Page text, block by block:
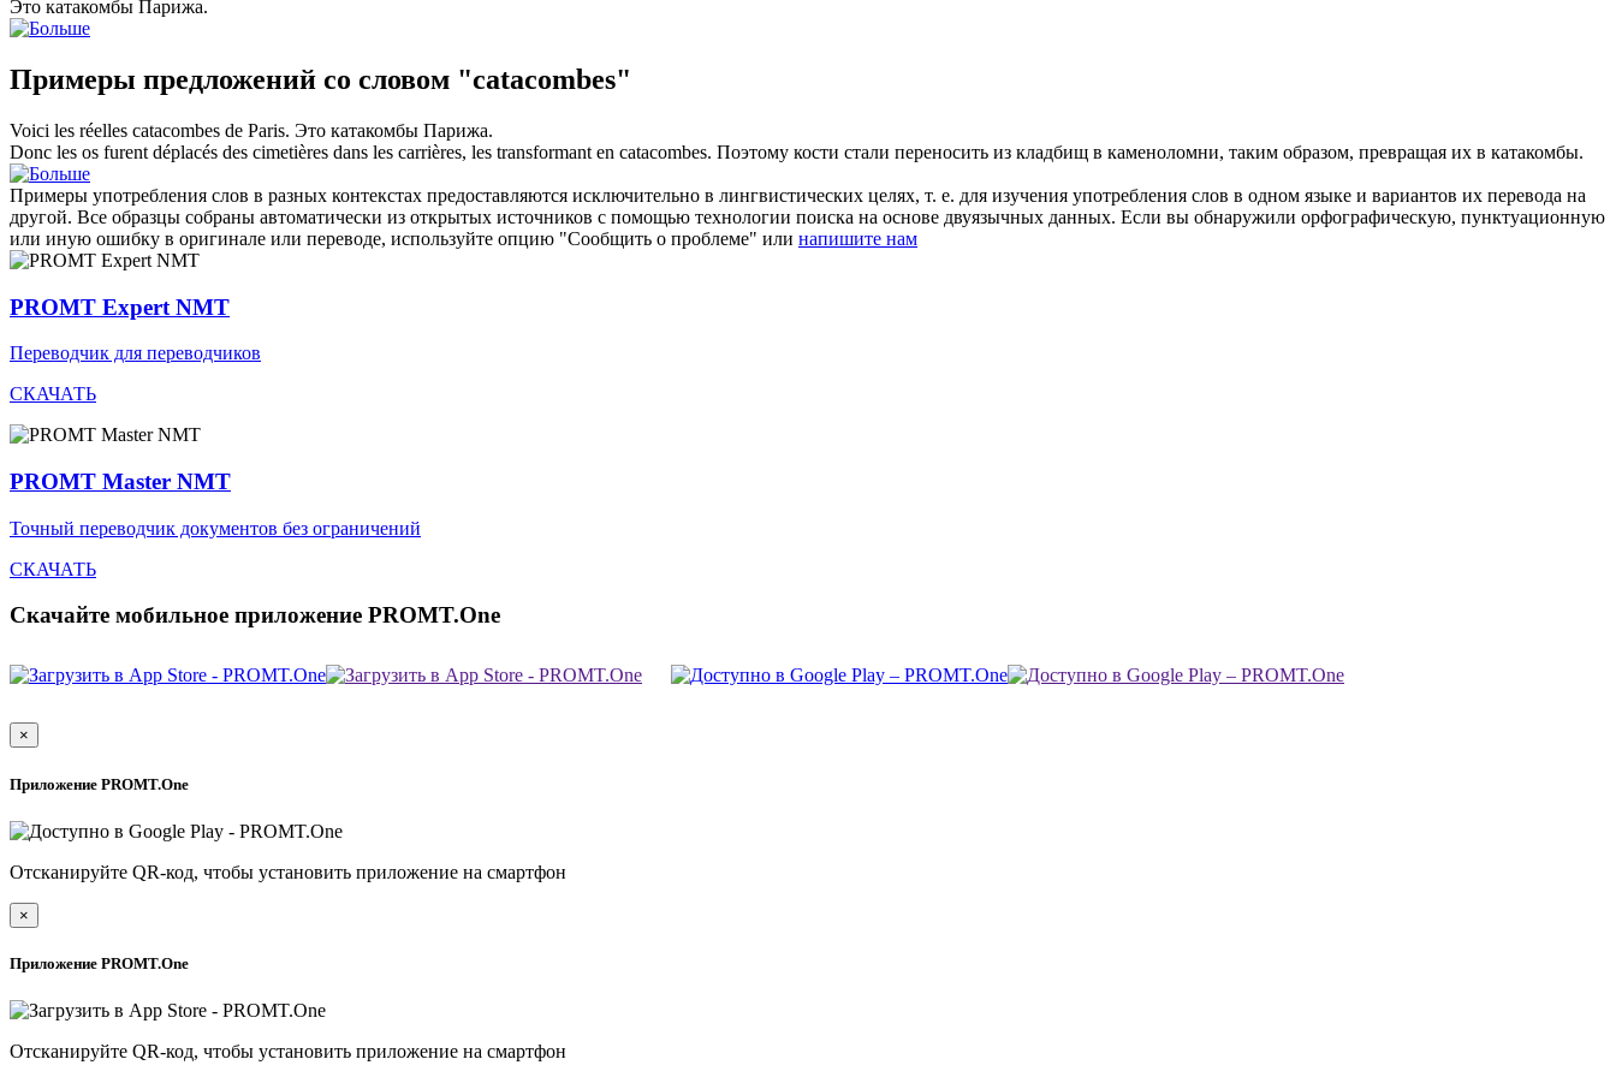
Это катакомбы Парижа.
Примеры предложений со словом "catacombes"
Voici les réelles catacombes de Paris. Это катакомбы Парижа.
Donc les os furent déplacés des cimetières dans les carrières, les transformant en catacombes. Поэтому кости стали переносить из кладбищ в каменоломни, таким образом, превращая их в катакомбы.
Примеры употребления слов в разных контекстах предоставляются исключительно в лингвистических целях, т. е. для изучения употребления слов в одном языке и вариантов их перевода на
другой. Все образцы собраны автоматически из открытых источников с помощью технологии поиска на основе двуязычных данных. Если вы обнаружили орфографическую, пунктуационную
или иную ошибку в оригинале или переводе, используйте опцию "Сообщить о проблеме" или напишите нам
PROMT Expert NMT
Переводчик для переводчиков
СКАЧАТЬ
PROMT Master NMT
Точный переводчик документов без ограничений
СКАЧАТЬ
Скачайте мобильное приложение PROMT.One
×
Приложение PROMT.One
Отсканируйте QR-код, чтобы установить приложение на смартфон
×
Приложение PROMT.One
Отсканируйте QR-код, чтобы установить приложение на смартфон